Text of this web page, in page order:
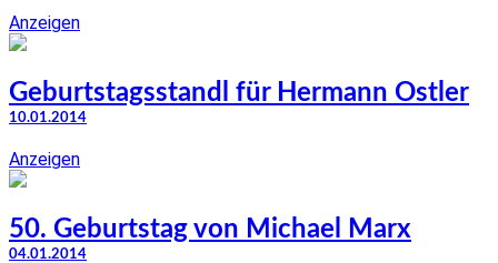
Anzeigen
Geburtstagsstandl für Hermann Ostler
10.01.2014
Anzeigen
50. Geburtstag von Michael Marx
04.01.2014